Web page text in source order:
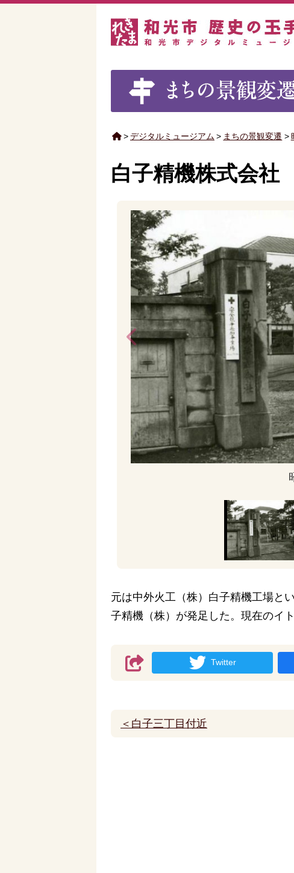
> デジタルミュージアム > まちの景観変遷 >
白子精機株式会社
元は中外火工（株）白子精機工場と
子精機（株）が発足した。現在のイ
Twitter
＜白子三丁目付近